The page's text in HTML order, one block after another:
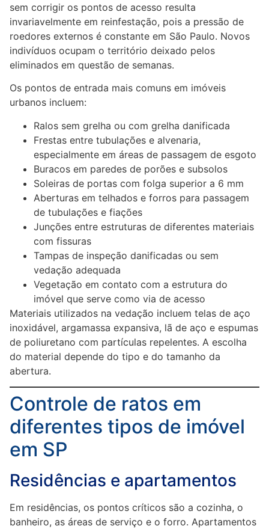
sem corrigir os pontos de acesso resulta
invariavelmente em reinfestação, pois a pressão de
roedores externos é constante em São Paulo. Novos
indivíduos ocupam o território deixado pelos
eliminados em questão de semanas.
Os pontos de entrada mais comuns em imóveis
urbanos incluem:
Ralos sem grelha ou com grelha danificada
Frestas entre tubulações e alvenaria,
especialmente em áreas de passagem de esgoto
Buracos em paredes de porões e subsolos
Soleiras de portas com folga superior a 6 mm
Aberturas em telhados e forros para passagem
de tubulações e fiações
Junções entre estruturas de diferentes materiais
com fissuras
Tampas de inspeção danificadas ou sem
vedação adequada
Vegetação em contato com a estrutura do
imóvel que serve como via de acesso
Materiais utilizados na vedação incluem telas de aço
inoxidável, argamassa expansiva, lã de aço e espumas
de poliuretano com partículas repelentes. A escolha
do material depende do tipo e do tamanho da
abertura.
Controle de ratos em
diferentes tipos de imóvel
em SP
Residências e apartamentos
Em residências, os pontos críticos são a cozinha, o
banheiro, as áreas de serviço e o forro. Apartamentos